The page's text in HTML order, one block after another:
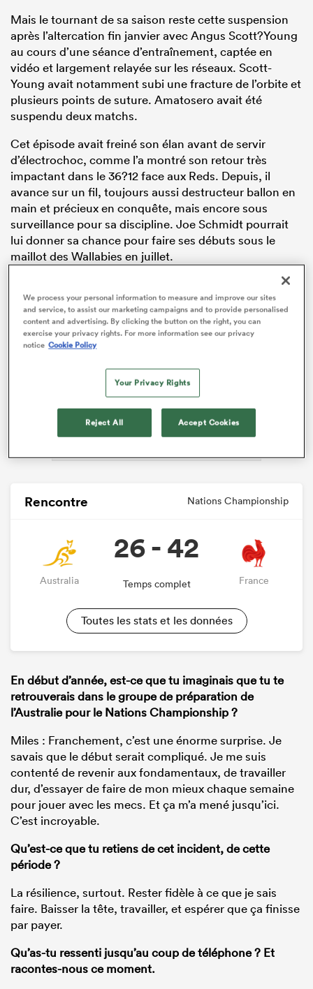
Mais le tournant de sa saison reste cette suspension
après l’altercation fin janvier avec Angus Scott?Young
au cours d’une séance d’entraînement, captée en
vidéo et largement relayée sur les réseaux. Scott-
Young avait notamment subi une fracture de l’orbite et
plusieurs points de suture. Amatosero avait été
suspendu deux matchs.
Cet épisode avait freiné son élan avant de servir
d’électrochoc, comme l’a montré son retour très
impactant dans le 36?12 face aux Reds. Depuis, il
avance sur un fil, toujours aussi destructeur ballon en
main et précieux en conquête, mais encore sous
surveillance pour sa discipline. Joe Schmidt pourrait
lui donner sa chance pour faire ses débuts sous le
maillot des Wallabies en juillet.
ADVERTISEMENT
Rencontre Nations Championship
Australia
26 - 42
Temps complet France
Toutes les stats et les données
En début d’année, est-ce que tu imaginais que tu te
retrouverais dans le groupe de préparation de
l’Australie pour le Nations Championship ?
Miles : Franchement, c’est une énorme surprise. Je
savais que le début serait compliqué. Je me suis
contenté de revenir aux fondamentaux, de travailler
dur, d’essayer de faire de mon mieux chaque semaine
pour jouer avec les mecs. Et ça m’a mené jusqu’ici.
C’est incroyable.
Qu’est-ce que tu retiens de cet incident, de cette
période ?
La résilience, surtout. Rester fidèle à ce que je sais
faire. Baisser la tête, travailler, et espérer que ça finisse
par payer.
Qu’as-tu ressenti jusqu’au coup de téléphone ? Et
racontes-nous ce moment.
We process your personal information to measure and improve our sites
and service, to assist our marketing campaigns and to provide personalised
content and advertising. By clicking the button on the right, you can
exercise your privacy rights. For more information see our privacy
notice Cookie Policy
Your Privacy Rights
Reject All Accept Cookies